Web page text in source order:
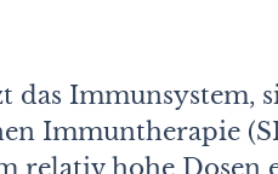
Immunsystem,
Immuntherapie
hohe Dosen